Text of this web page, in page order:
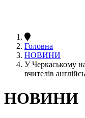
Головна
НОВИНИ
У Черкаському
вчителів
НОВИНИ